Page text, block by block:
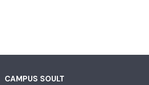
CAMPUS SOULT